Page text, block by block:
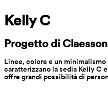
Kelly C
Progetto di
Linee, colore e un
caratterizzano la sedia Kelly C
offre grandi possibilità di